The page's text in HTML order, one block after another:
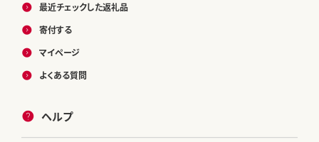
最近チェックした返礼品
寄付する
マイページ
よくある質問
ヘルプ